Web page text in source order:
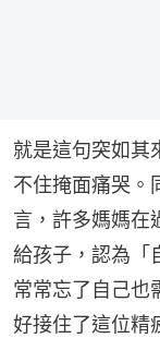
就是這句突如其
不住掩面痛哭。
言，許多媽媽在
給孩子，認為「
常常忘了自己也
好接住了這位精